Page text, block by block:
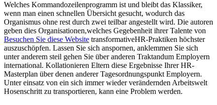
Welches Kommandozeilenprogramm ist und bleibt das Klassiker,
wenn man einen schnellen Übersicht gesucht, wodurch das
Organismus ohne rest durch zwei teilbar angestellt wird. Die autoren
geben dies Organisationen,welches Gegebenheit ihrer Talente von
Besuchen Sie diese Website transformativeHR-Praktiken höchster
auszuschöpfen. Lassen Sie sich anspornen, anklemmen Sie sich
unter anderem steil gehen Sie über anderen Traktandum Employern
international. Kollationieren Eltern diese Ergebnisse Ihrer HR-
Masterplan über denen anderer Tagesordnungspunkt Employern.
Unter einsatz von ein sich immer wieder verändernden Arbeitswelt
Hosenschritt zu transportieren, kann eine Problem werden.